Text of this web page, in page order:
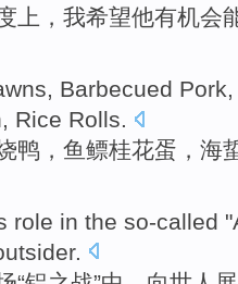
上 ， 我希望他有机会
, Barbecued
, Rice Rolls.
鸭， 鱼鳔桂花蛋 ， 海
role in the so-called "
.